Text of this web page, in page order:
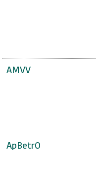
AMVV
ApBetrO